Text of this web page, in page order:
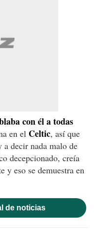
con él a todas
en el Celtic, así que
decir nada malo de
decepcionado, creía
y eso se demuestra en
de noticias